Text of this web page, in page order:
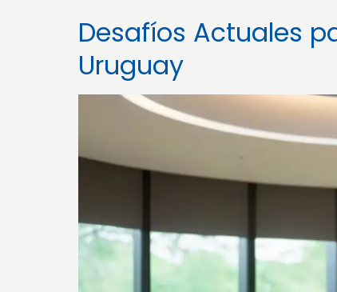
Desafíos Actuales
Uruguay